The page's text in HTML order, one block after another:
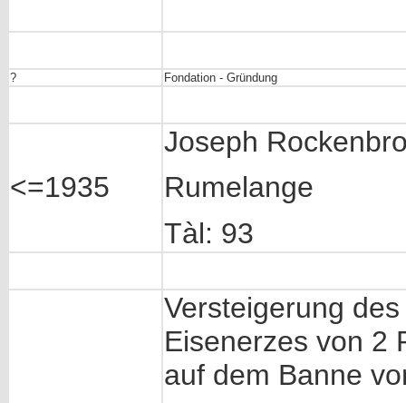
? Fondation - Gründung
<=1935
Joseph
Rumelange
Tàl: 93
Versteigerung
Eisenerzes von 2
auf dem Banne